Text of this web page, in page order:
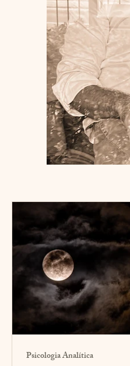
Psicologia Analítica